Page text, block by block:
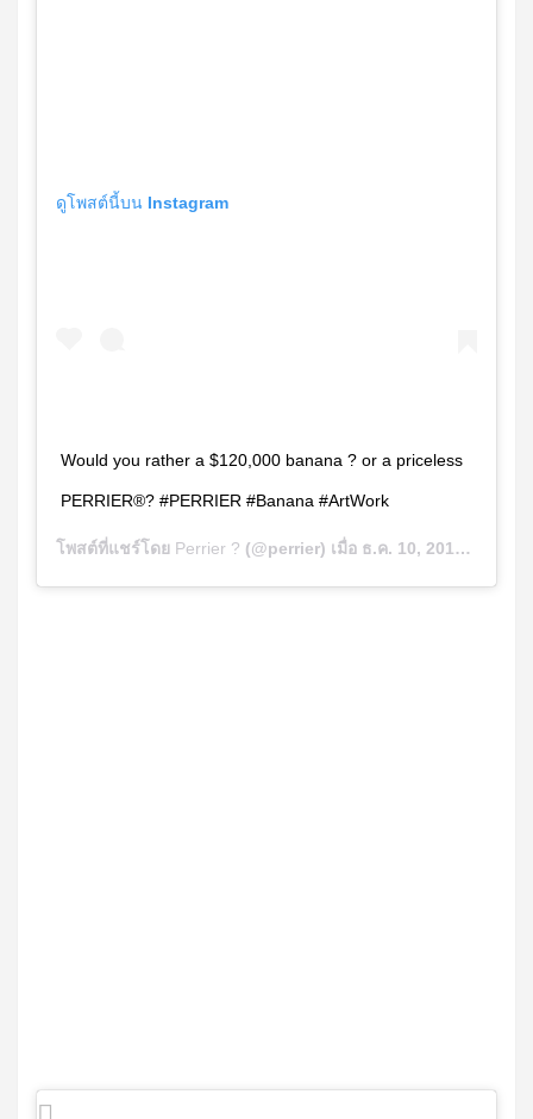
ดูโพสต์นี้บน Instagram
Would you rather a $120,000 banana ? or a priceless
PERRIER®? #PERRIER #Banana #ArtWork
โพสต์ที่แชร์โดย Perrier ? (@perrier) เมื่อ ธ.ค. 10, 2019 เวลา 1:52am PST